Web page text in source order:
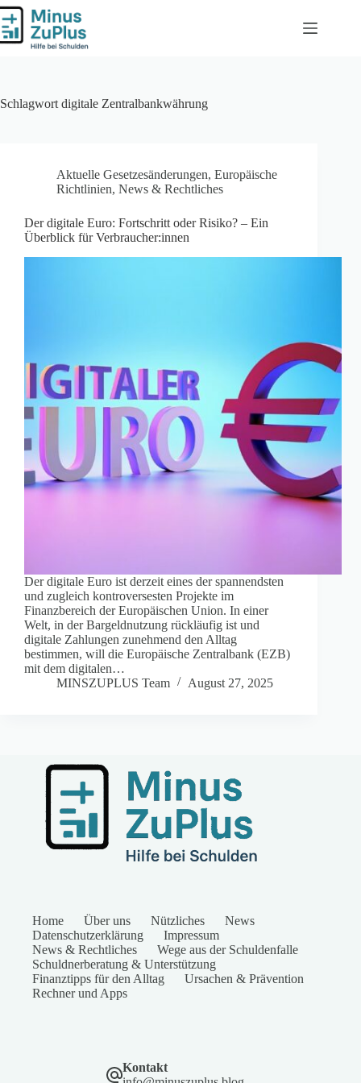
Zum
Inhalt
springen
Schlagwort digitale Zentralbankwährung
Aktuelle Gesetzesänderungen, Europäische
Richtlinien, News & Rechtliches
Der digitale Euro: Fortschritt oder Risiko? – Ein
Überblick für Verbraucher:innen
Der digitale Euro ist derzeit eines der spannendsten
und zugleich kontroversesten Projekte im
Finanzbereich der Europäischen Union. In einer
Welt, in der Bargeldnutzung rückläufig ist und
digitale Zahlungen zunehmend den Alltag
bestimmen, will die Europäische Zentralbank (EZB)
mit dem digitalen…
MINSZUPLUS Team
August 27, 2025
Home Über uns Nützliches
News
Datenschutzerklärung
Impressum
News & Rechtliches
Wege aus der Schuldenfalle
Schuldnerberatung & Unterstützung
Finanztipps für den Alltag
Ursachen & Prävention
Rechner und Apps
Kontakt